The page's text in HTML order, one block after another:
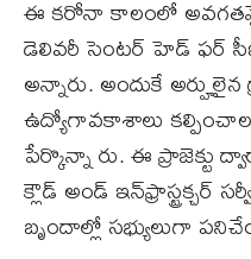
ఈ కరోనా కాలంలో
డెలివరీ సెంటర్‌ హెడ్‌ ఫర్‌
అన్నారు. అందుకే
ఉద్యోగావకాశాలు
పేర్కొన్నా రు. ఈ ప్రాజెక్టు
క్లౌడ్‌ అండ్‌ ఇన్‌ఫ్రాస్ట్రక్చర్‌
బృందాల్లో సభ్యులుగా